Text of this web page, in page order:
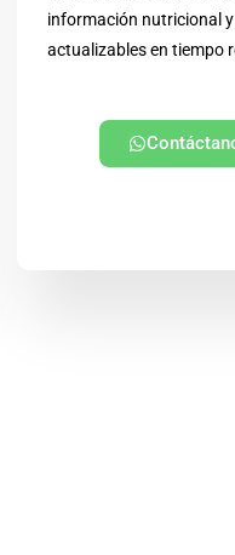
información nutricional
actualizables en tiempo